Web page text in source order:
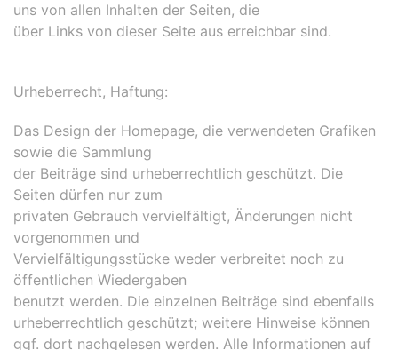
uns von allen Inhalten der Seiten, die
über Links von dieser Seite aus erreichbar sind.
Urheberrecht, Haftung:
Das Design der Homepage, die verwendeten Grafiken
sowie die Sammlung
der Beiträge sind urheberrechtlich geschützt. Die
Seiten dürfen nur zum
privaten Gebrauch vervielfältigt, Änderungen nicht
vorgenommen und
Vervielfältigungsstücke weder verbreitet noch zu
öffentlichen Wiedergaben
benutzt werden. Die einzelnen Beiträge sind ebenfalls
urheberrechtlich geschützt; weitere Hinweise können
ggf. dort nachgelesen werden. Alle Informationen auf